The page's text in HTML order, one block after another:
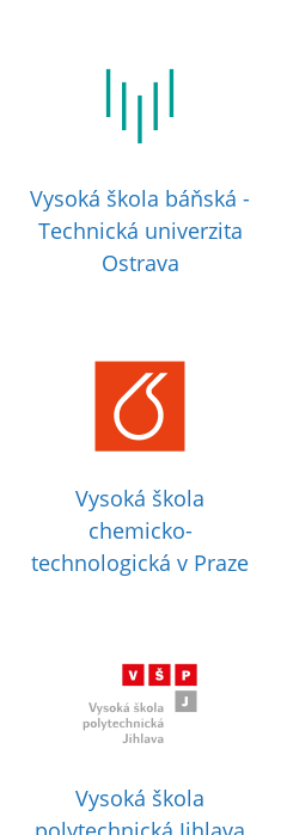
Vysoká škola báňská -
Technická univerzita
Ostrava
Vysoká škola
chemicko-
technologická v Praze
Vysoká škola